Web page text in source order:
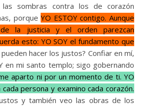
las sombras contra los de corazón
porqueYO ESTOY contigo. Aunque
la justicia y el orden parezcan
esto: YO SOY el fundamento que
pueden hacer los justos? Confiar en mí,
en mi santo templo; sigo gobernando
aparto ni por un momento de ti. YO
persona y examino cada corazón.
y también veo las obras de los